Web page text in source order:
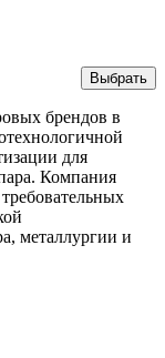
Выбрать
брендов в
для
Компания
металлургии и